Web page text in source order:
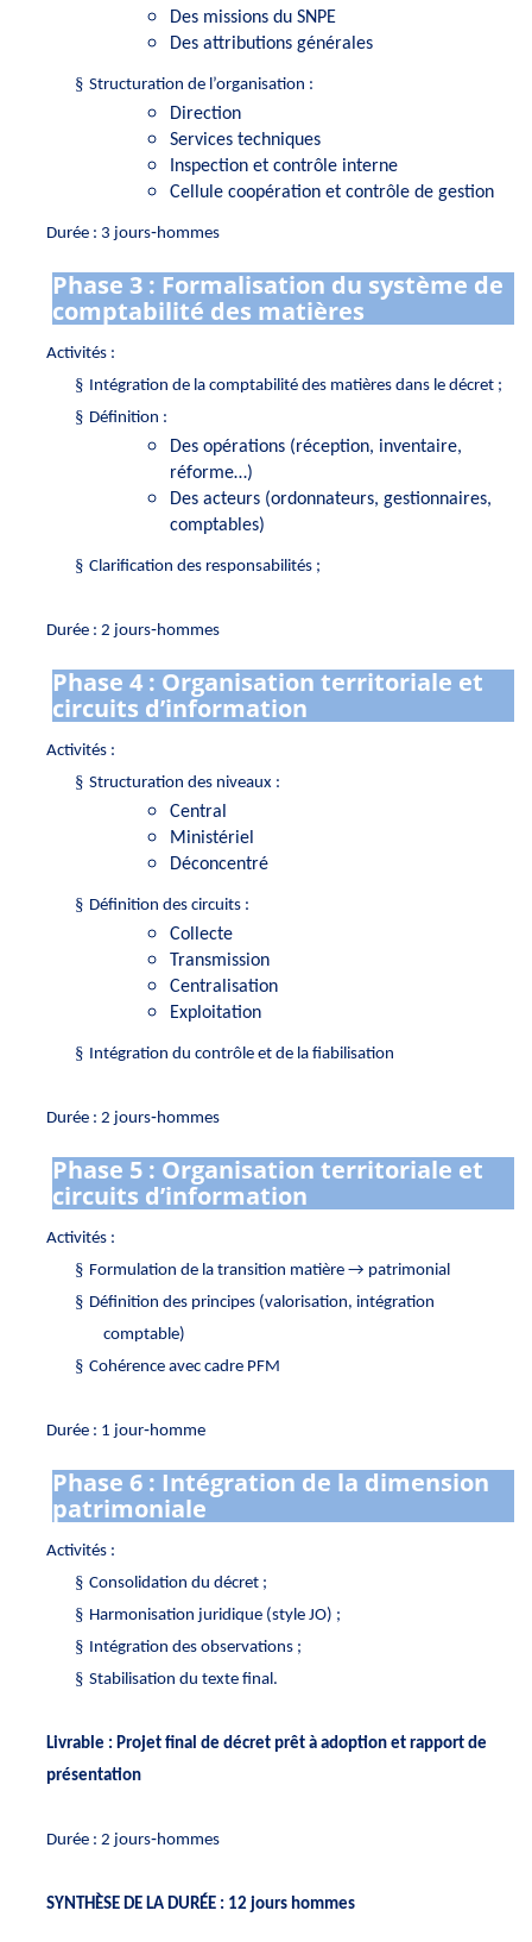
Des missions du SNPE
Des attributions générales
§ Structuration de l’organisation :
Direction
Services techniques
Inspection et contrôle interne
Cellule coopération et contrôle de gestion
Durée : 3 jours‑hommes
Phase 3 : Formalisation du système de
comptabilité des matières
Activités :
§ Intégration de la comptabilité des matières dans le décret ;
§ Définition :
Des opérations (réception, inventaire,
réforme…)
Des acteurs (ordonnateurs, gestionnaires,
comptables)
§ Clarification des responsabilités ;
Durée : 2 jours‑hommes
Phase 4 : Organisation territoriale et
circuits d’information
Activités :
§ Structuration des niveaux :
Central
Ministériel
Déconcentré
§ Définition des circuits :
Collecte
Transmission
Centralisation
Exploitation
§ Intégration du contrôle et de la fiabilisation
Durée : 2 jours‑hommes
Phase 5 : Organisation territoriale et
circuits d’information
Activités :
§ Formulation de la transition matière → patrimonial
§ Définition des principes (valorisation, intégration
comptable)
§ Cohérence avec cadre PFM
Durée : 1 jour‑homme
Phase 6 : Intégration de la dimension
patrimoniale
Activités :
§ Consolidation du décret ;
§ Harmonisation juridique (style JO) ;
§ Intégration des observations ;
§ Stabilisation du texte final.
Livrable :Projet final de décret prêt à adoption et rapport de
présentation
Durée : 2 jours‑hommes
SYNTHÈSE DE LA DURÉE : 12 jours hommes